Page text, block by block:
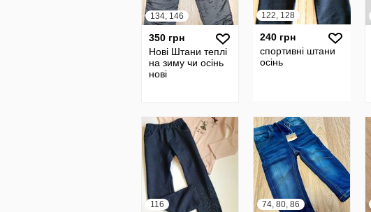
134, 146
350 грн
Нові Штани теплі
на зиму чи осінь
нові
122, 128
240 грн
спортивні штани
осінь
116 74, 80, 86